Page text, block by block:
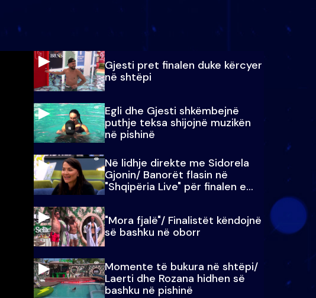
Gjesti pret finalen duke kërcyer
në shtëpi
Egli dhe Gjesti shkëmbejnë
puthje teksa shijojnë muzikën
në pishinë
Në lidhje direkte me Sidorela
Gjonin/ Banorët flasin në
"Shqipëria Live" për finalen e
madhe
"Mora fjalë"/ Finalistët këndojnë
së bashku në oborr
Momente të bukura në shtëpi/
Laerti dhe Rozana hidhen së
bashku në pishinë